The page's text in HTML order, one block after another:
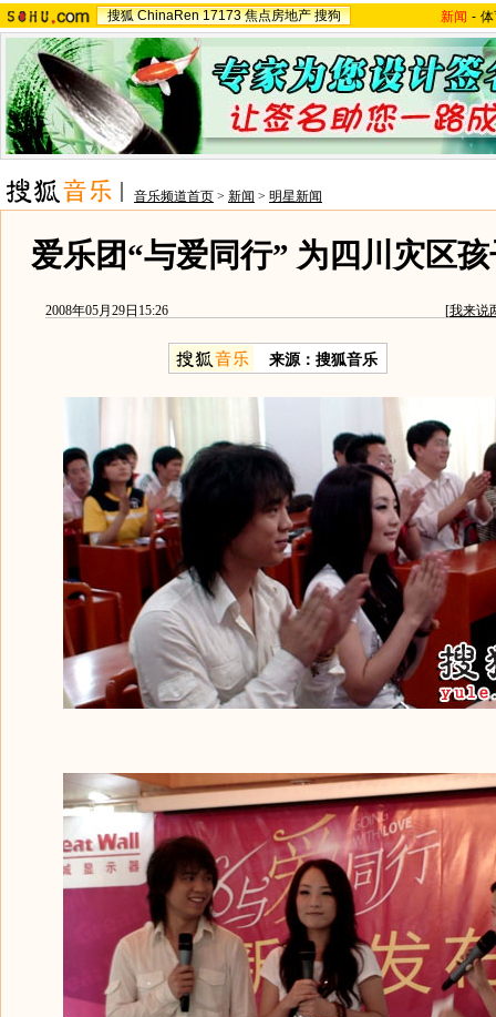
搜狐 ChinaRen 17173 焦点房地产 搜狗 新闻 -
音乐频道首页 > 新闻 > 明星新闻
爱乐团“与爱同行” 为四川灾区
2008年05月29日15:26 [我来说
来源：搜狐音乐